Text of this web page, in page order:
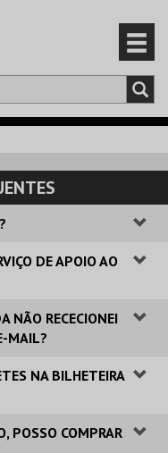
DE APOIO AO
NÃO RECECIONEI
MAIL?
NA BILHETEIRA
POSSO COMPRAR